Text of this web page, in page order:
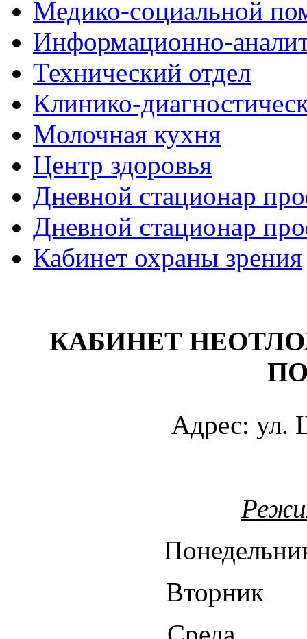
Медико-социальной
Информационно-
Технический отдел
Клинико-
Молочная кухня
Центр здоровья
Дневной стационар
Дневной стационар
Кабинет охраны зрения
КАБИНЕТ
Адрес: